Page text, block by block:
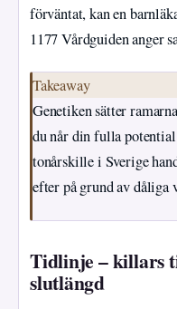
förväntat, kan en
1177 Vårdguiden anger
Takeaway
Genetiken sätter
du når din fulla
tonårskille i Sverige
efter på grund av dåliga
Tidlinje – killars
slutlängd